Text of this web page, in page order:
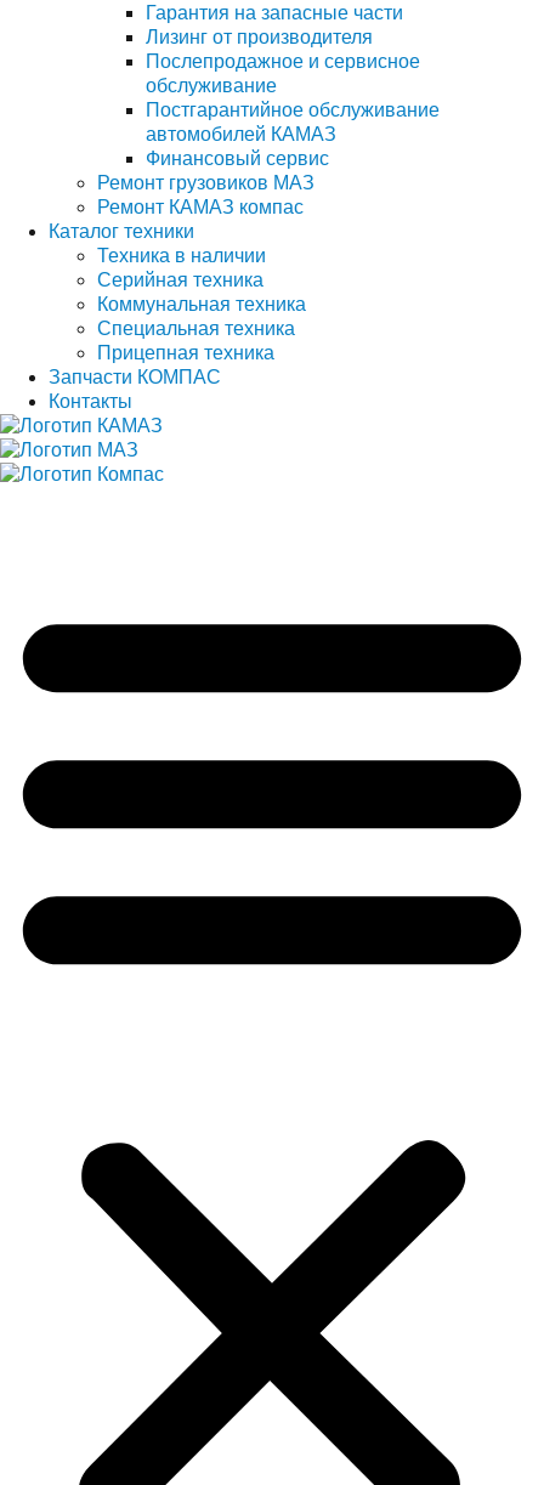
Гарантия на запасные части
Лизинг от производителя
Послепродажное и сервисное
обслуживание
Постгарантийное обслуживание
автомобилей КАМАЗ
Финансовый сервис
Ремонт грузовиков МАЗ
Ремонт КАМАЗ компас
Каталог техники
Техника в наличии
Серийная техника
Коммунальная техника
Специальная техника
Прицепная техника
Запчасти КОМПАС
Контакты